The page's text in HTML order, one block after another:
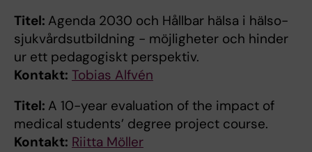
Titel: Agenda 2030 och Hållbar hälsa i hälso-
sjukvårdsutbildning - möjligheter och hinder
ur ett pedagogiskt perspektiv.
Kontakt: Tobias Alfvén
Titel: A 10-year evaluation of the impact of
medical students’ degree project course.
Kontakt: Riitta Möller